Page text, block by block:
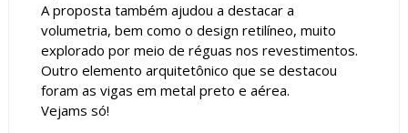
A proposta também ajudou a destacar a
volumetria, bem como o design retilíneo, muito
explorado por meio de réguas nos revestimentos.
Outro elemento arquitetônico que se destacou
foram as vigas em metal preto e aérea.
Vejams só!